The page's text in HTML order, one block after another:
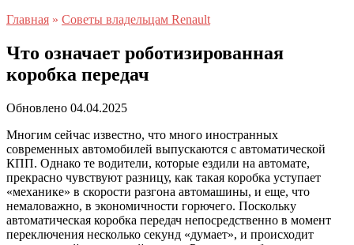
Главная » Советы владельцам Renault
Что означает роботизированная
коробка передач
Обновлено 04.04.2025
Многим сейчас известно, что много иностранных
современных автомобилей выпускаются с автоматической
КПП. Однако те водители, которые ездили на автомате,
прекрасно чувствуют разницу, как такая коробка уступает
«механике» в скорости разгона автомашины, и еще, что
немаловажно, в экономичности горючего. Поскольку
автоматическая коробка передач непосредственно в момент
переключения несколько секунд «думает», и происходит